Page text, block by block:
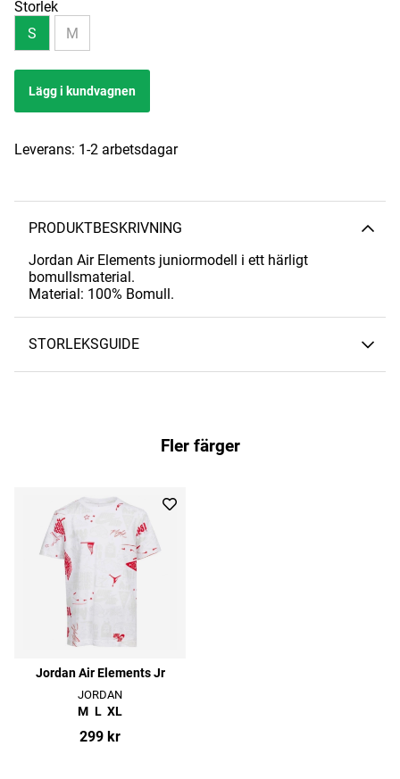
Storlek
S
M
Lägg i kundvagnen
Leverans: 1-2 arbetsdagar
PRODUKTBESKRIVNING
Jordan Air Elements juniormodell i ett härligt
bomullsmaterial.
Material: 100% Bomull.
STORLEKSGUIDE
Fler färger
Jordan Air Elements Jr
JORDAN
M L XL
299 kr